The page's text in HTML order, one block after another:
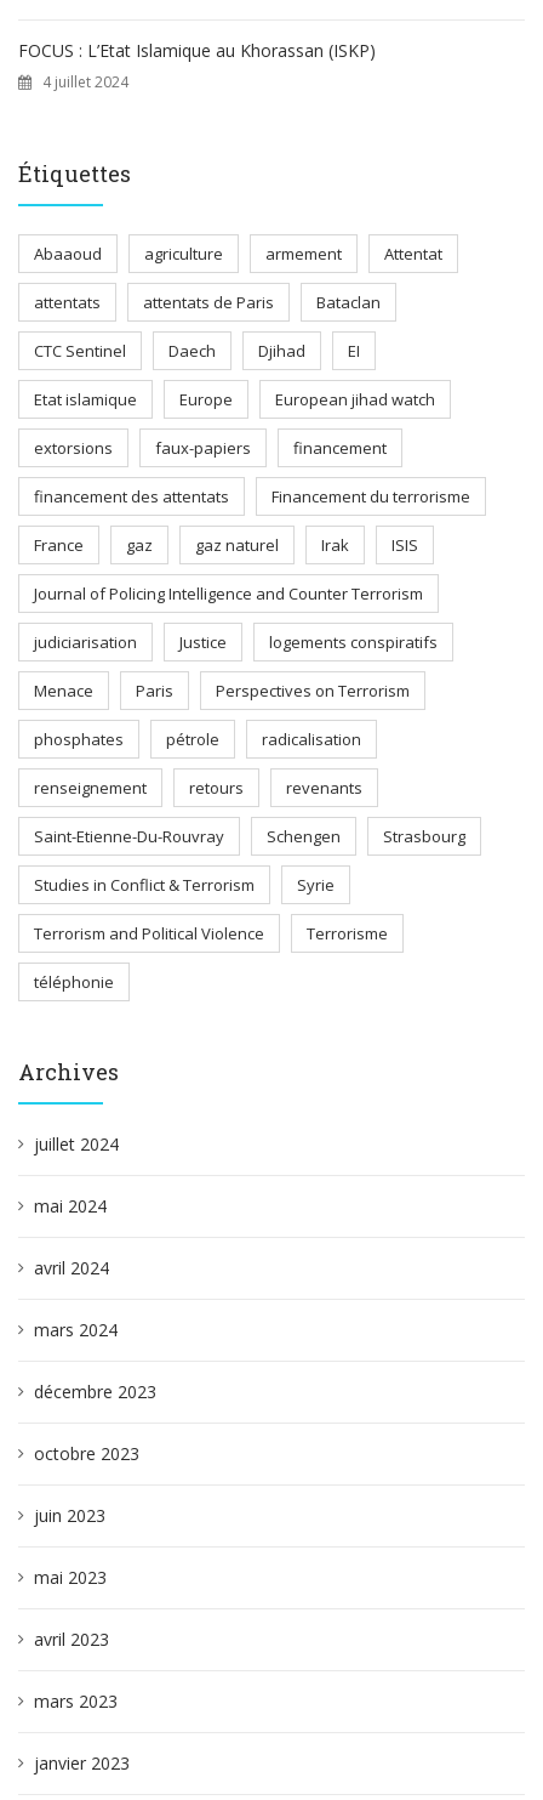
FOCUS : L’Etat Islamique au Khorassan (ISKP)
4 juillet 2024
Étiquettes
Abaaoud agriculture armement Attentat
attentats attentats de Paris Bataclan
CTC Sentinel Daech Djihad EI
Etat islamique Europe European jihad watch
extorsions faux-papiers financement
financement des attentats Financement du terrorisme
France gaz gaz naturel Irak ISIS
Journal of Policing Intelligence and Counter Terrorism
judiciarisation Justice logements conspiratifs
Menace Paris Perspectives on Terrorism
phosphates pétrole radicalisation
renseignement retours revenants
Saint-Etienne-Du-Rouvray Schengen Strasbourg
Studies in Conflict & Terrorism Syrie
Terrorism and Political Violence Terrorisme
téléphonie
Archives
juillet 2024
mai 2024
avril 2024
mars 2024
décembre 2023
octobre 2023
juin 2023
mai 2023
avril 2023
mars 2023
janvier 2023